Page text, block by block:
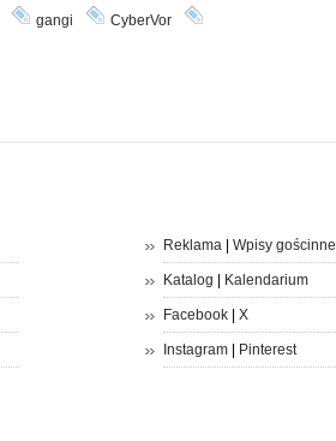
gangi
CyberVor
Reklama| Wpisy gościnne
Katalog Kalendarium
Facebook| X
Instagram| Pinterest